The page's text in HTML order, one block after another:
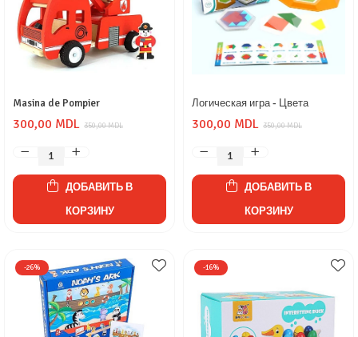
Masina de Pompier
350,00 MDL
300,00 MDL
ДОБАВИТЬ В
КОРЗИНУ
Логическая игра - Цвета
350,00 MDL
300,00 MDL
ДОБАВИТЬ В
КОРЗИНУ
-26% -16%